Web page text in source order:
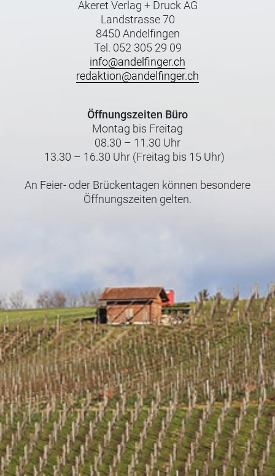
Akeret Verlag + Druck AG
Landstrasse 70
8450 Andelfingen
Tel. 052 305 29 09
info@andelfinger.ch
redaktion@andelfinger.ch
Öffnungszeiten Büro
Montag bis Freitag
08.30 – 11.30 Uhr
13.30 – 16.30 Uhr (Freitag bis 15 Uhr)
An Feier- oder Brückentagen können besondere
Öffnungszeiten gelten.